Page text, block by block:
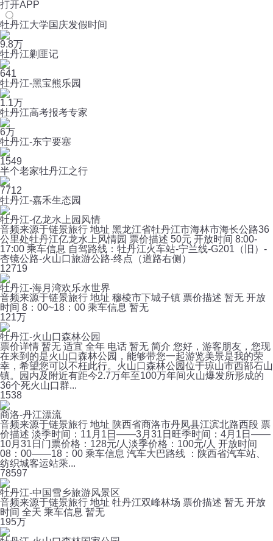
打开APP
牡丹江大学国庆发假时间
9.8万
牡丹江剿匪记
641
牡丹江-黑宝熊乐园
1.1万
牡丹江高考报考专家
6万
牡丹江-东宁要塞
1549
半个老家牡丹江之行
7712
牡丹江-嘉禾生态园
牡丹江-亿龙水上园风情
音频来源于链景旅行 地址 黑龙江省牡丹江市海林市海长公路36
公里处牡丹江亿龙水上风情园 票价描述 50元 开放时间 8:00-
17:00 乘车信息 自驾路线：牡丹江火车站-宁兰线-G201（旧）-
杏镜公路-火山口旅游公路-终点（道路右侧）
12719
牡丹江-海月湾欢乐水世界
音频来源于链景旅行 地址 穆棱市下城子镇 票价描述 暂无 开放
时间 8：00~18：00 乘车信息 暂无
121万
牡丹江-火山口森林公园
票价详情 暂无 适宜 全年 电话 暂无 简介 您好，游客朋友，您现
在来到的是火山口森林公园，能够带您一起游览美景是我的荣
幸，希望您可以不枉此行。火山口森林公园位于琼山市西部石山
镇。园内及附近有距今2.7万年至100万年间火山爆发所形成的
36个死火山口群...
1538
商洛-丹江漂流
音频来源于链景旅行 地址 陕西省商洛市丹凤县江滨北路西段 票
价描述 淡季时间：11月1日——3月31日旺季时间：4月1日——
10月31日门票价格：128元/人淡季价格：100元/人 开放时间
08：00——18：00 乘车信息 汽车大巴路线 ：陕西省汽车站、
纺织城客运站乘...
78597
牡丹江-中国雪乡旅游风景区
音频来源于链景旅行 地址 牡丹江双峰林场 票价描述 暂无 开放
时间 全天 乘车信息 暂无
195万